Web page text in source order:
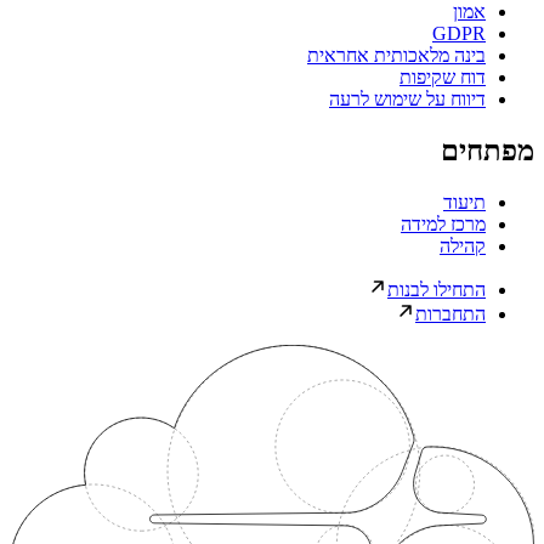
אמון
GDPR
בינה מלאכותית אחראית
דוח שקיפות
דיווח על שימוש לרעה
מפתחים
תיעוד
מרכז למידה
קהילה
התחילו לבנות
התחברות